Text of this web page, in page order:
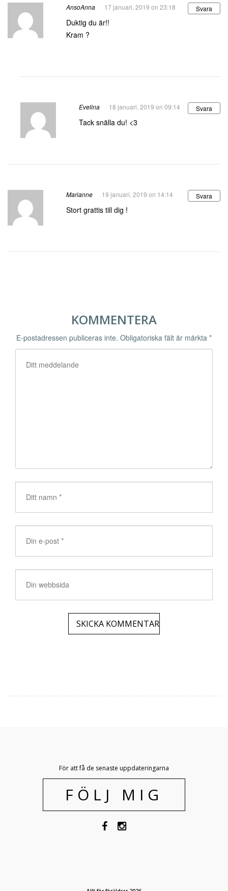
AnsoAnna 17 januari, 2019 on 23:18 Svara
Duktig du är!!
Kram ?
Evelina 18 januari, 2019 on 09:14 Svara
Tack snälla du! <3
Marianne 19 januari, 2019 on 14:14 Svara
Stort grattis till dig !
KOMMENTERA
E-postadressen publiceras inte. Obligatoriska fält är märkta *
För att få de senaste uppdateringarna
FÖLJ MIG